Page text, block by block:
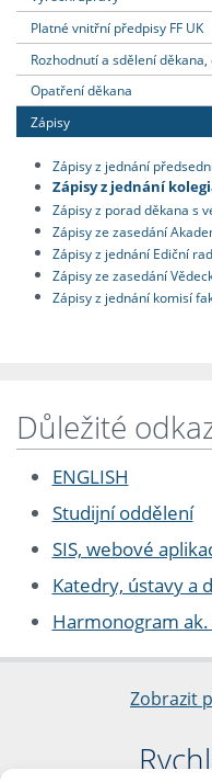
Platné vnitřní předpisy FF UK
Rozhodnutí a sdělení
Opatření děkana
Zápisy
Zápisy z jednání
Zápisy z jednání
Zápisy z porad děkana s
Zápisy ze zasedání
Zápisy z jednání Ediční
Zápisy ze zasedání
Zápisy z jednání komisí
Důležité
ENGLISH
Studijní oddělení
SIS, webové
Katedry, ústavy a
Harmonogram
Zobrazit